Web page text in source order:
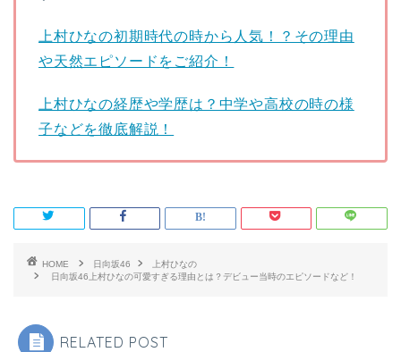
上村ひなの初期時代の時から人気！？その理由
や天然エピソードをご紹介！
上村ひなの経歴や学歴は？中学や高校の時の様
子などを徹底解説！
HOME 日向坂46
上村ひなの
日向坂46上村ひなの可愛すぎる理由とは？デビュー当時のエピソードなど！
RELATED POST